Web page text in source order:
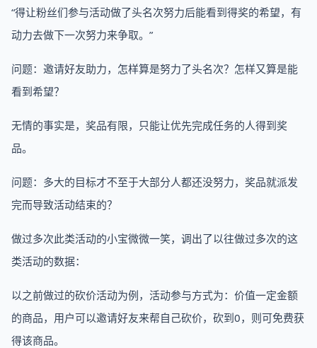
“得让粉丝们参与活动做了头名次努力后能看到得奖的希望，有
动力去做下一次努力来争取。”
问题：邀请好友助力，怎样算是努力了头名次？怎样又算是能
看到希望？
无情的事实是，奖品有限，只能让优先完成任务的人得到奖
品。
问题：多大的目标才不至于大部分人都还没努力，奖品就派发
完而导致活动结束的？
做过多次此类活动的小宝微微一笑，调出了以往做过多次的这
类活动的数据：
以之前做过的砍价活动为例，活动参与方式为：价值一定金额
的商品，用户可以邀请好友来帮自己砍价，砍到0，则可免费获
得该商品。